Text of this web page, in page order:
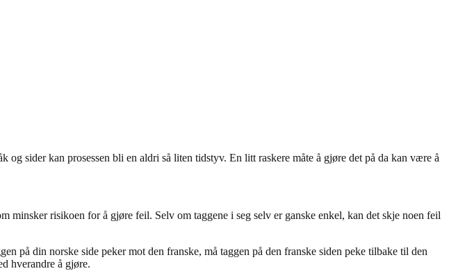
og sider kan prosessen bli en aldri så liten tidstyv. En litt raskere måte å gjøre det på da kan være å
minsker risikoen for å gjøre feil. Selv om taggene i seg selv er ganske enkel, kan det skje noen feil
på din norske side peker mot den franske, må taggen på den franske siden peke tilbake til den
hverandre å gjøre.